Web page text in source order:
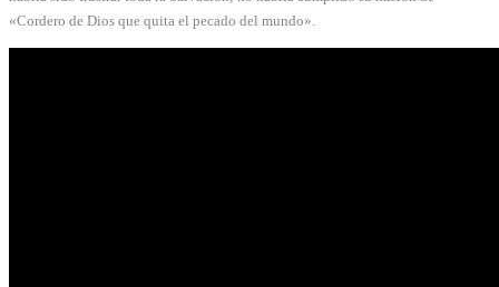
«Cordero de Dios que quita el pecado del mundo».